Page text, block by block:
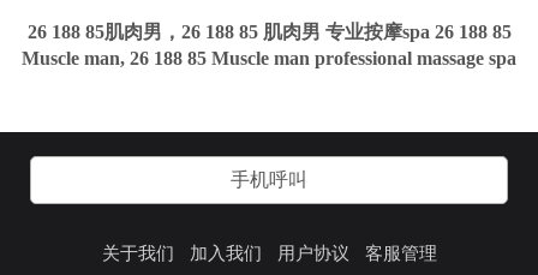
26 188 85肌肉男，26 188 85 肌肉男 专业按摩spa 26 188 85
Muscle man, 26 188 85 Muscle man professional massage spa
手机呼叫
关于我们 加入我们 用户协议 客服管理